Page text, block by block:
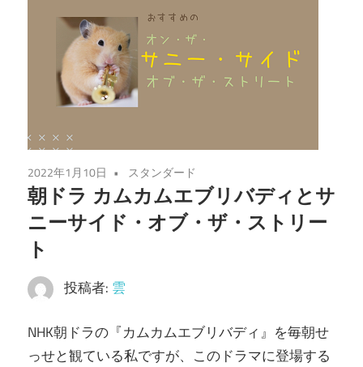
2022年1月10日 スタンダード
朝ドラ カムカムエブリバディとサ
ニーサイド・オブ・ザ・ストリー
ト
投稿者: 雲
NHK朝ドラの『カムカムエブリバディ』を毎朝せ
っせと観ている私ですが、このドラマに登場する